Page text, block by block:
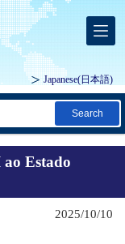
Japanese(日本語)
Search
Estado
2025/10/10